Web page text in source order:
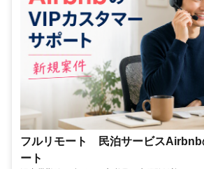
フルリモート 民泊サービスAirbnb
ート